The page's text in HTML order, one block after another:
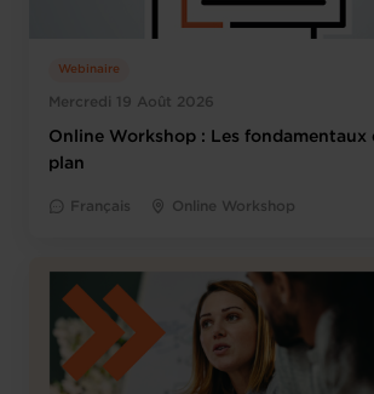
Mercredi 19 Août 2026
Webinaire
Online Workshop : Les fondamentaux
plan
Français Online Workshop